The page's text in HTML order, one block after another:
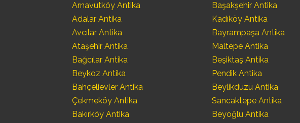
Arnavutköy Antika
Adalar Antika
Avcılar Antika
Ataşehir Antika
Bağcılar Antika
Beykoz Antika
Bahçelievler Antika
Çekmeköy Antika
Bakırköy Antika
Başakşehir Antika
Kadıköy Antika
Bayrampaşa Antika
Maltepe Antika
Beşiktaş Antika
Pendik Antika
Beylikdüzü Antika
Sancaktepe Antika
Beyoğlu Antika